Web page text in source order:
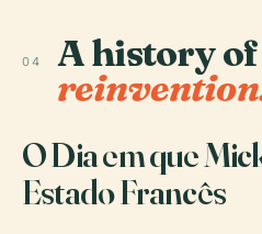
04 A history of
O Dia em que
Estado Francês